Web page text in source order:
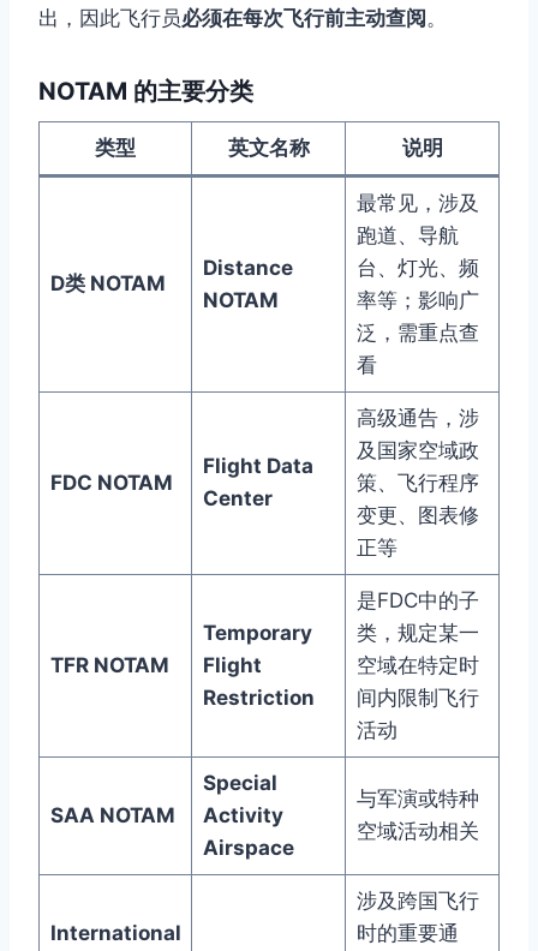
出，因此飞行员必须在每次飞行前主动查阅。
NOTAM 的主要分类
类型 英文名称 说明
D类 NOTAM
Distance
NOTAM
最常见，涉及
跑道、导航
台、灯光、频
率等；影响广
泛，需重点查
看
FDC NOTAM
Flight Data
Center
高级通告，涉
及国家空域政
策、飞行程序
变更、图表修
正等
TFR NOTAM
Temporary
Flight
Restriction
是FDC中的子
类，规定某一
空域在特定时
间内限制飞行
活动
SAA NOTAM
Special
Activity
Airspace
与军演或特种
空域活动相关
International
涉及跨国飞行
时的重要通